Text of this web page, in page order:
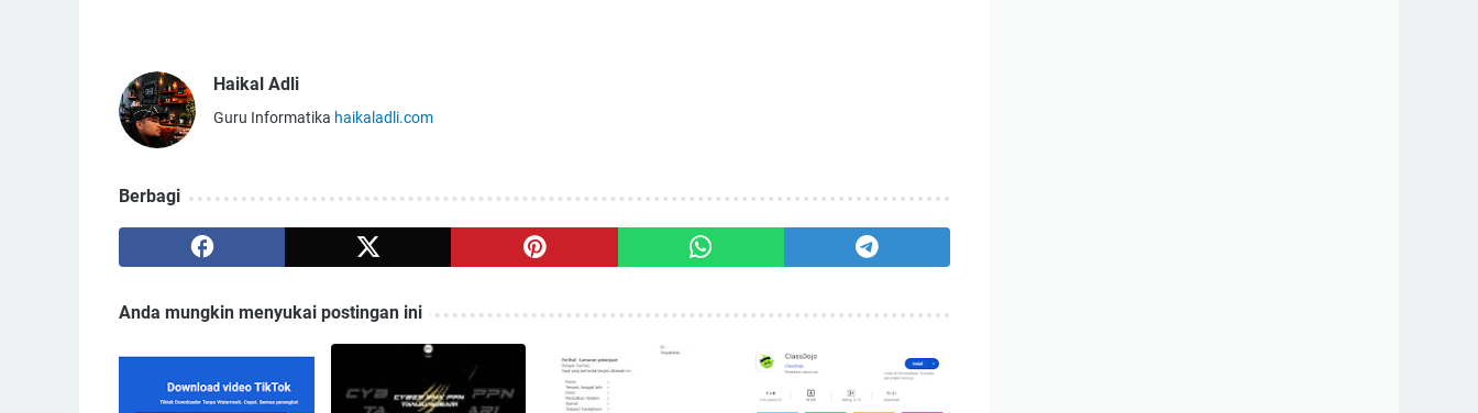
Haikal Adli
Guru Informatika haikaladli.com
Berbagi
Anda mungkin menyukai postingan ini